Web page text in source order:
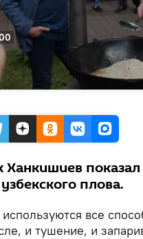
Ханкишиев
плова.
все
и тушение, и